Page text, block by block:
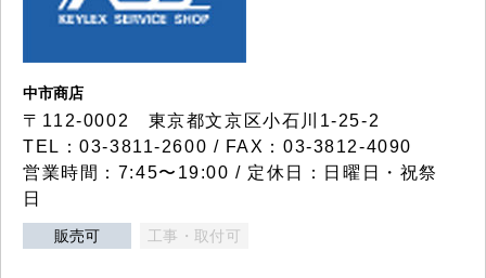
中市商店
〒112-0002 東京都文京区小石川1-25-2
TEL：03-3811-2600 / FAX：03-3812-4090
営業時間：7:45〜19:00 / 定休日：日曜日・祝祭
日
販売可 工事・取付可